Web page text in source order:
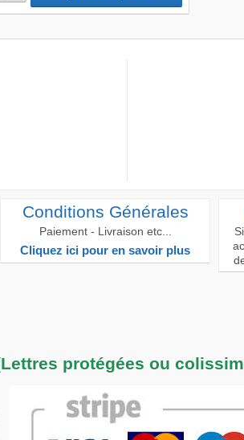
Conditions Générales
Paiement - Livraison etc...
Cliquez ici pour en savoir plus
protégées ou